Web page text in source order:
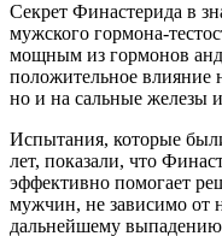
Секрет Финастерида в
мужского гормона-
мощным из гормонов
положительное влияние
но и на сальные железы
Испытания, которые
лет, показали, что
эффективно помогает
мужчин, не зависимо от
дальнейшему выпадению